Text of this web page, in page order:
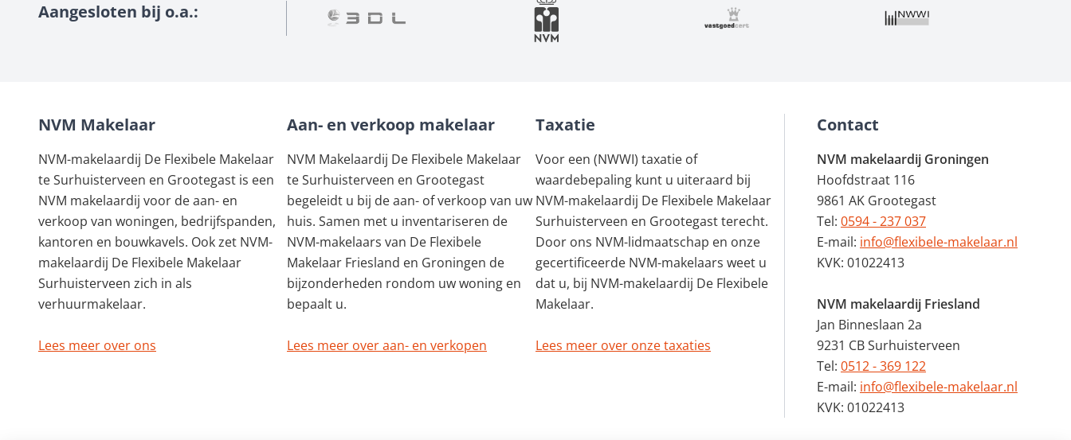
Aangesloten bij o.a.:
NVM Makelaar
NVM-makelaardij De Flexibele Makelaar
te Surhuisterveen en Grootegast is een
NVM makelaardij voor de aan- en
verkoop van woningen, bedrijfspanden,
kantoren en bouwkavels. Ook zet NVM-
makelaardij De Flexibele Makelaar
Surhuisterveen zich in als
verhuurmakelaar.
Lees meer over ons
Aan- en verkoop makelaar
NVM Makelaardij De Flexibele Makelaar
te Surhuisterveen en Grootegast
begeleidt u bij de aan- of verkoop van uw
huis. Samen met u inventariseren de
NVM-makelaars van De Flexibele
Makelaar Friesland en Groningen de
bijzonderheden rondom uw woning en
bepaalt u.
Lees meer over aan- en verkopen
Taxatie
Voor een (NWWI) taxatie of
waardebepaling kunt u uiteraard bij
NVM-makelaardij De Flexibele Makelaar
Surhuisterveen en Grootegast terecht.
Door ons NVM-lidmaatschap en onze
gecertificeerde NVM-makelaars weet u
dat u, bij NVM-makelaardij De Flexibele
Makelaar.
Lees meer over onze taxaties
Contact
NVM makelaardij Groningen
Hoofdstraat 116
9861 AK Grootegast
Tel: 0594 - 237 037
E-mail: info@flexibele-makelaar.nl
KVK: 01022413
NVM makelaardij Friesland
Jan Binneslaan 2a
9231 CB Surhuisterveen
Tel: 0512 - 369 122
E-mail: info@flexibele-makelaar.nl
KVK: 01022413